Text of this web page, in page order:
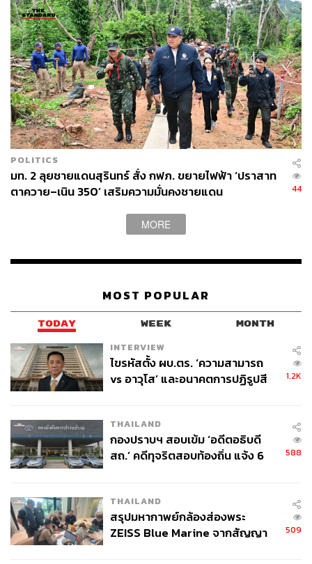
POLITICS
มท. 2 ลุยชายแดนสุรินทร์ สั่ง กฟภ. ขยายไฟฟ้า ‘ปราสาท
ตาควาย–เนิน 350’ เสริมความมั่นคงชายแดน
44
MORE
MOST POPULAR
TODAY WEEK MONTH
INTERVIEW
ไขรหัสตั้ง ผบ.ตร. ‘ความสามารถ
vs อาวุโส’ และอนาคตการปฏิรูปสี
1.2K
THAILAND
กองปราบฯ สอบเข้ม ‘อดีตอธิบดี
สถ.’ คดีทุจริตสอบท้องถิ่น แจ้ง 6
588
THAILAND
สรุปมหากาพย์กล้องส่องพระ
ZEISS Blue Marine จากสัญญา
509